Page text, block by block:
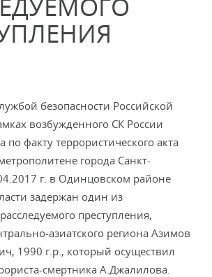
безопасности Российской
возбужденного СК России
по факту террористического акта
города Санкт-
г. в Одинцовском районе
задержан один из
преступления,
азиатского региона Азимов
1990 г.р., который осуществил
смертника А.Джалилова.